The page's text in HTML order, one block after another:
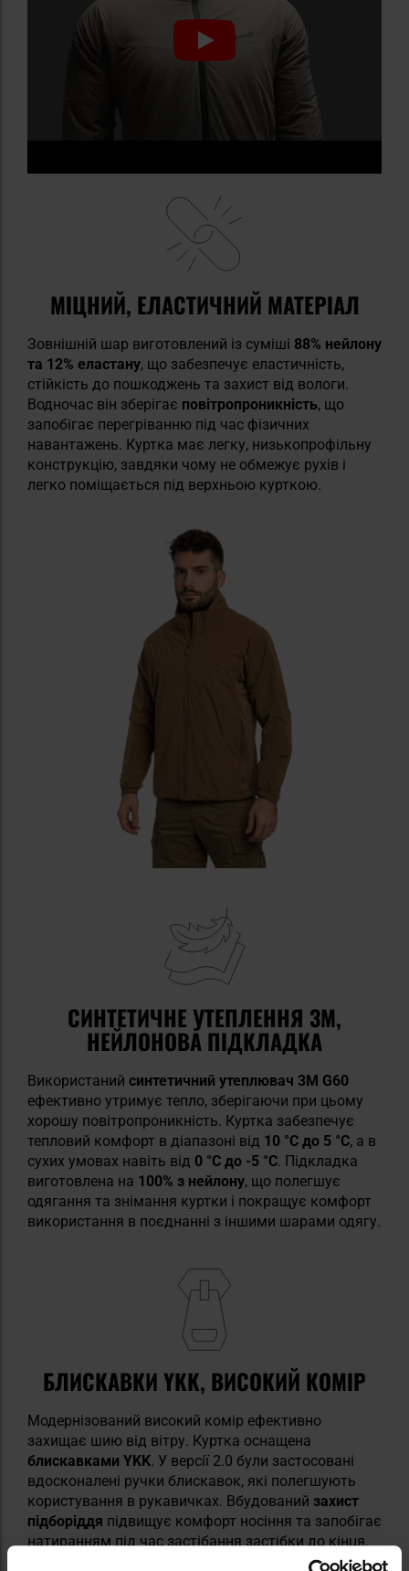
МІЦНИЙ, ЕЛАСТИЧНИЙ МАТЕРІАЛ
Зовнішній шар виготовлений із суміші 88% нейлону
та 12% еластану, що забезпечує еластичність,
стійкість до пошкоджень та захист від вологи.
Водночас він зберігає повітропроникність, що
запобігає перегріванню під час фізичних
навантажень. Куртка має легку, низькопрофільну
конструкцію, завдяки чому не обмежує рухів і
легко поміщається під верхньою курткою.
СИНТЕТИЧНЕ УТЕПЛЕННЯ 3M,
НЕЙЛОНОВА ПІДКЛАДКА
Використаний синтетичний утеплювач 3M G60
ефективно утримує тепло, зберігаючи при цьому
хорошу повітропроникність. Куртка забезпечує
тепловий комфорт в діапазоні від 10 °C до 5 °C, а в
сухих умовах навіть від 0 °C до -5 °C. Підкладка
виготовлена на 100% з нейлону, що полегшує
одягання та знімання куртки і покращує комфорт
використання в поєднанні з іншими шарами одягу.
БЛИСКАВКИ YKK, ВИСОКИЙ КОМІР
Модернізований високий комір ефективно
захищає шию від вітру. Куртка оснащена
блискавками YKK. У версії 2.0 були застосовані
вдосконалені ручки блискавок, які полегшують
користування в рукавичках. Вбудований захист
підборіддя підвищує комфорт носіння та запобігає
натиранням під час застібання застібки до кінця.
краще